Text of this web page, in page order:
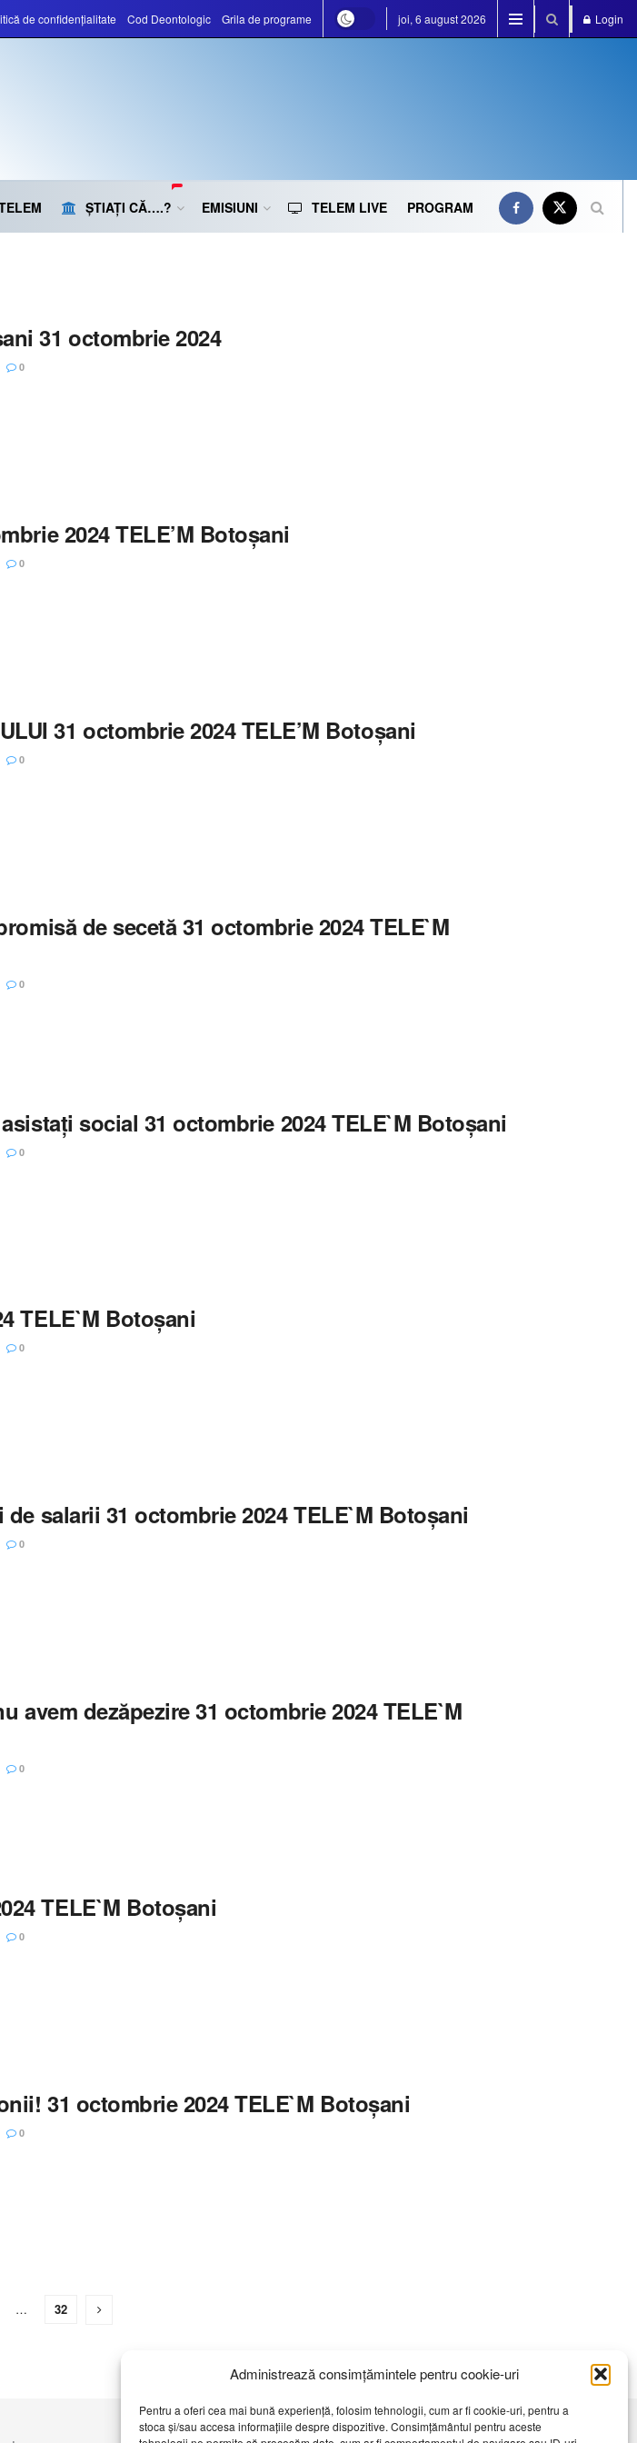
Administrează consimțămintele pentru cookie-uri
Pentru a oferi cea mai bună experiență, folosim tehnologii, cum ar fi cookie-uri, pentru a
stoca și/sau accesa informațiile despre dispozitive. Consimțământul pentru aceste
de confidențialitate Cod Deontologic Grila de programe joi, 6 august 2026 Login
ȘTIAȚI CĂ….? EMISIUNI TELEM LIVE PROGRAM
31 octombrie 2024
0
2024 TELE’M Botoșani
0
31 octombrie 2024 TELE’M Botoșani
0
de secetă 31 octombrie 2024 TELE`M
0
social 31 octombrie 2024 TELE`M Botoșani
0
TELE`M Botoșani
0
salarii 31 octombrie 2024 TELE`M Botoșani
0
avem dezăpezire 31 octombrie 2024 TELE`M
0
TELE`M Botoșani
0
31 octombrie 2024 TELE`M Botoșani
0
… 32